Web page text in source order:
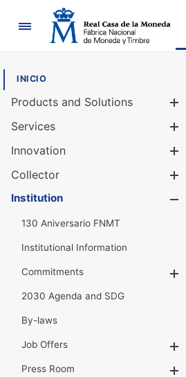
Navigation
INICIO
Products and Solutions
Services
Innovation
Collector
Institution
130 Aniversario FNMT
Institutional Information
Commitments
2030 Agenda and SDG
By-laws
Job Offers
Press Room